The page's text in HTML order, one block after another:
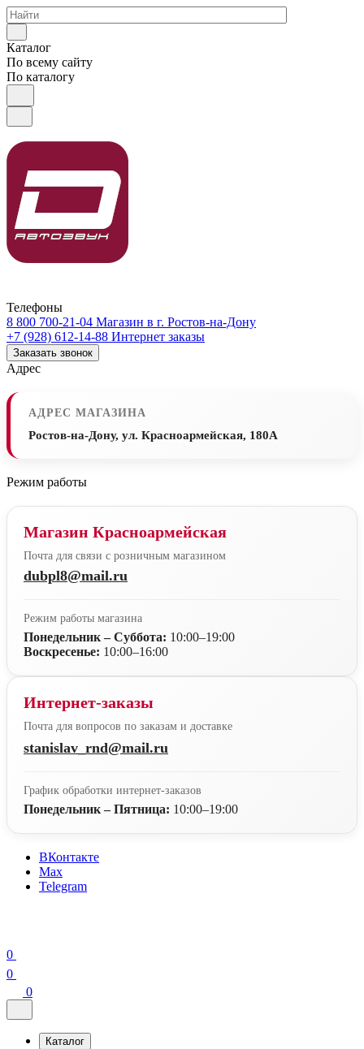
Каталог
По всему сайту
По каталогу
Телефоны
8 800 700-21-04 Магазин в г. Ростов-на-Дону
+7 (928) 612-14-88 Интернет заказы
Заказать звонок
Адрес
АДРЕС МАГАЗИНА
Ростов-на-Дону, ул. Красноармейская, 180А
Режим работы
Магазин Красноармейская
Почта для связи с розничным магазином
dubpl8@mail.ru
Режим работы магазина
Понедельник – Суббота: 10:00–19:00
Воскресенье: 10:00–16:00
Интернет-заказы
Почта для вопросов по заказам и доставке
stanislav_rnd@mail.ru
График обработки интернет-заказов
Понедельник – Пятница: 10:00–19:00
ВКонтакте
Max
Telegram
0
0
0
Каталог